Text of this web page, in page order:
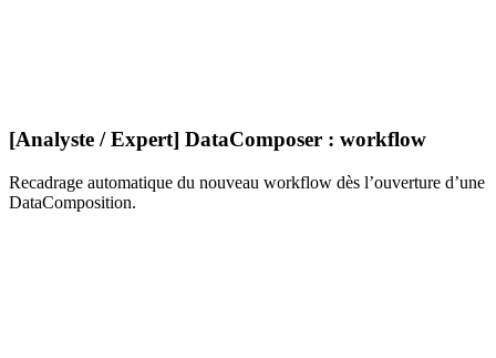
[Analyste / Expert] DataComposer : workflow
Recadrage automatique du nouveau workflow dès l’ouverture d’une
DataComposition.